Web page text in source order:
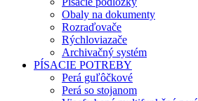
Obaly na dokumenty
Rozraďovače
Rýchloviazače
Archivačný systém
PÍSACIE POTREBY
Perá guľôčkové
Perá so stojanom